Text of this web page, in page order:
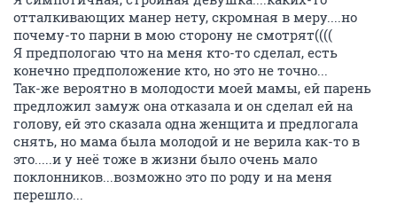
отталкивающих манер нету, скромная в меру....но
почему-то парни в мою сторону не смотрят((((
Я предпологаю что на меня кто-то сделал, есть
конечно предположение кто, но это не точно...
Так-же вероятно в молодости моей мамы, ей парень
предложил замуж она отказала и он сделал ей на
голову, ей это сказала одна женщита и предлогала
снять, но мама была молодой и не верила как-то в
это.....и у неё тоже в жизни было очень мало
поклонников...возможно это по роду и на меня
перешло...